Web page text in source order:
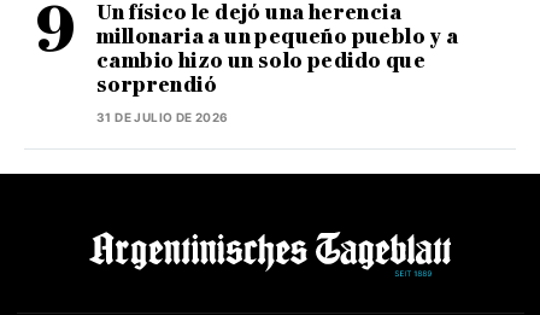
Un físico le dejó una herencia
millonaria a un pequeño pueblo y a
cambio hizo un solo pedido que
sorprendió
31 DE JULIO DE 2026